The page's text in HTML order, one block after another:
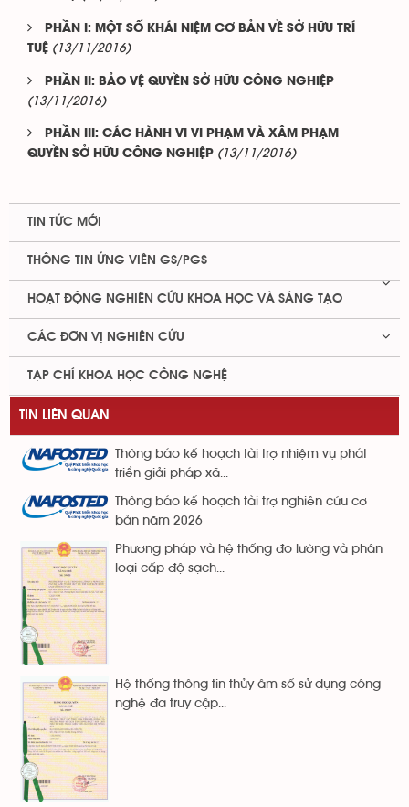
PHẦN I: MỘT SỐ KHÁI NIỆM CƠ BẢN VỀ SỞ HỮU TRÍ
TUỆ (13/11/2016)
PHẦN II: BẢO VỆ QUYỀN SỞ HỮU CÔNG NGHIỆP
(13/11/2016)
PHẦN III: CÁC HÀNH VI VI PHẠM VÀ XÂM PHẠM
QUYỀN SỞ HỮU CÔNG NGHIỆP (13/11/2016)
TIN TỨC MỚI
THÔNG TIN ỨNG VIÊN GS/PGS
HOẠT ĐỘNG NGHIÊN CỨU KHOA HỌC VÀ SÁNG TẠO
CÁC ĐƠN VỊ NGHIÊN CỨU
TẠP CHÍ KHOA HỌC CÔNG NGHỆ
TIN LIÊN QUAN
Thông báo kế hoạch tài trợ nhiệm vụ phát
triển giải pháp xã...
Thông báo kế hoạch tài trợ nghiên cứu cơ
bản năm 2026
Phương pháp và hệ thống đo lường và phân
loại cấp độ sạch...
Hệ thống thông tin thủy âm số sử dụng công
nghệ đa truy cập...